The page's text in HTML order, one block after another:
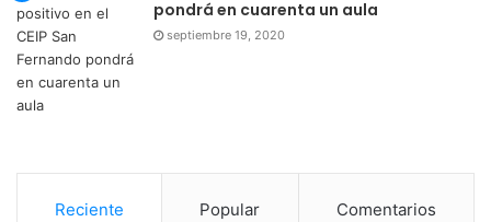
pondrá en cuarenta un aula
septiembre 19, 2020
Reciente Popular Comentarios